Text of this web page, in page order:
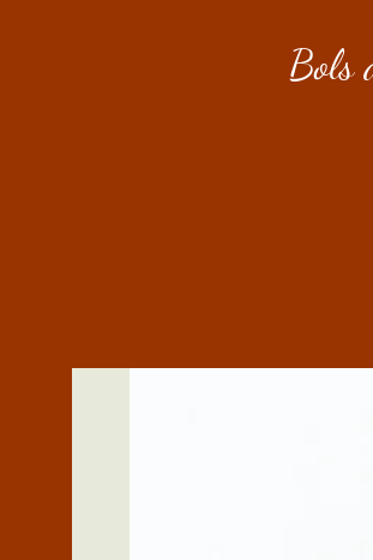
Bols